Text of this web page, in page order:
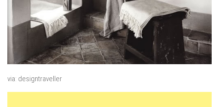
via: designtraveller